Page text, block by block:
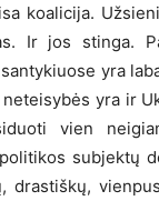
koalicija.
Ir jos stinga.
yra
yra ir
vien
subjektų